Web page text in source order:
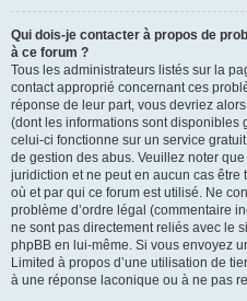
Qui dois-je contacter à propos de
à ce forum ?
Tous les administrateurs listés sur la
contact approprié concernant ces
réponse de leur part, vous devriez
(dont les informations sont disponibles
celui-ci fonctionne sur un service
de gestion des abus. Veuillez noter
juridiction et ne peut en aucun cas
où et par qui ce forum est utilisé. Ne
problème d’ordre légal (commentaire
ne sont pas directement reliés avec le
phpBB en lui-même. Si vous envoyez
Limited à propos d’une utilisation de
à une réponse laconique ou à ne pas